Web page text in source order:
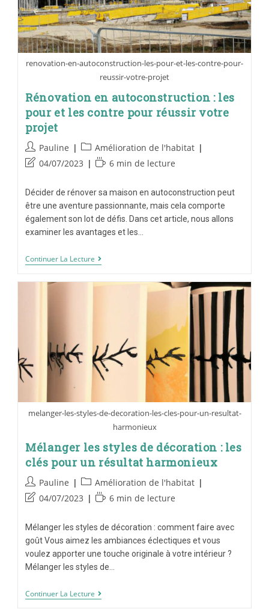
renovation-en-autoconstruction-les-pour-et-les-contre-pour-
reussir-votre-projet
Rénovation en autoconstruction : les
pour et les contre pour réussir votre
projet
Pauline
Amélioration de l'habitat
04/07/2023
6 min de lecture
Décider de rénover sa maison en autoconstruction peut
être une aventure passionnante, mais cela comporte
également son lot de défis. Dans cet article, nous allons
examiner les avantages et les…
Continuer La Lecture
melanger-les-styles-de-decoration-les-cles-pour-un-resultat-
harmonieux
Mélanger les styles de décoration : les
clés pour un résultat harmonieux
Pauline
Amélioration de l'habitat
04/07/2023
6 min de lecture
Mélanger les styles de décoration : comment faire avec
goût Vous aimez les ambiances éclectiques et vous
voulez apporter une touche originale à votre intérieur ?
Mélanger les styles de…
Continuer La Lecture